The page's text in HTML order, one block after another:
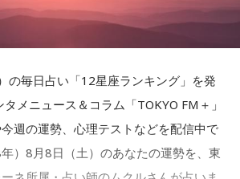
の毎日占い「12星座ランキング」を発
メニュース＆コラム「TOKYO FM＋」
週の運勢、心理テストなどを配信中で
）8月8日（土）のあなたの運勢を、東